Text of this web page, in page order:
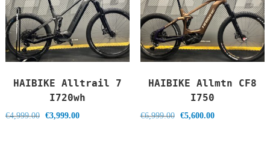
HAIBIKE Alltrail 7
I720wh
€4,999.00
Il
€3,999.00Il
HAIBIKE Allmtn CF8
I750
€6,999.00
Il
€5,600.00Il